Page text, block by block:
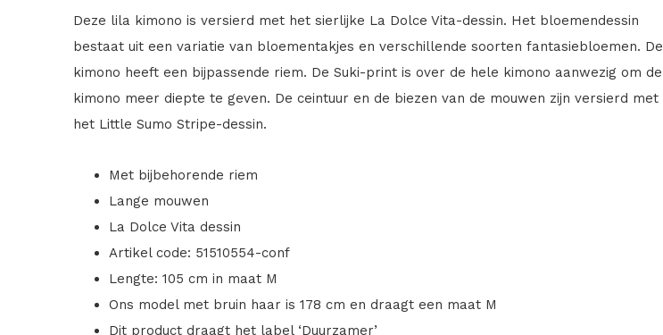
Deze lila kimono is versierd met het sierlijke La Dolce Vita-dessin. Het bloemendessin
bestaat uit een variatie van bloementakjes en verschillende soorten fantasiebloemen. De
kimono heeft een bijpassende riem. De Suki-print is over de hele kimono aanwezig om de
kimono meer diepte te geven. De ceintuur en de biezen van de mouwen zijn versierd met
het Little Sumo Stripe-dessin.
Met bijbehorende riem
Lange mouwen
La Dolce Vita dessin
Artikel code: 51510554-conf
Lengte: 105 cm in maat M
Ons model met bruin haar is 178 cm en draagt een maat M
Dit product draagt het label ‘Duurzamer’